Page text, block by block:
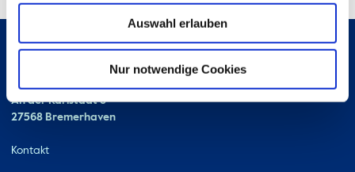
Auswahl erlauben
Nur notwendige Cookies
Kontakt
An der Karlstadt 8
27568 Bremerhaven
Ressourcen
Kontakt